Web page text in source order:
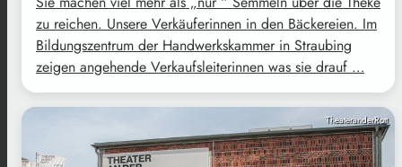
zu reichen. Unsere Verkäuferinnen in den Bäckereien. Im
Bildungszentrum der Handwerkskammer in Straubing
zeigen angehende Verkaufsleiterinnen was sie drauf …
TheateranderRott